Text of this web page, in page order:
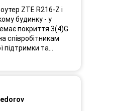
ZTE R216-Z і
будинку - у
покриття 3(4)G
співробітникам
підтримки та
і швидке
ремонт і
я не шкодую про
придбати
(зараз